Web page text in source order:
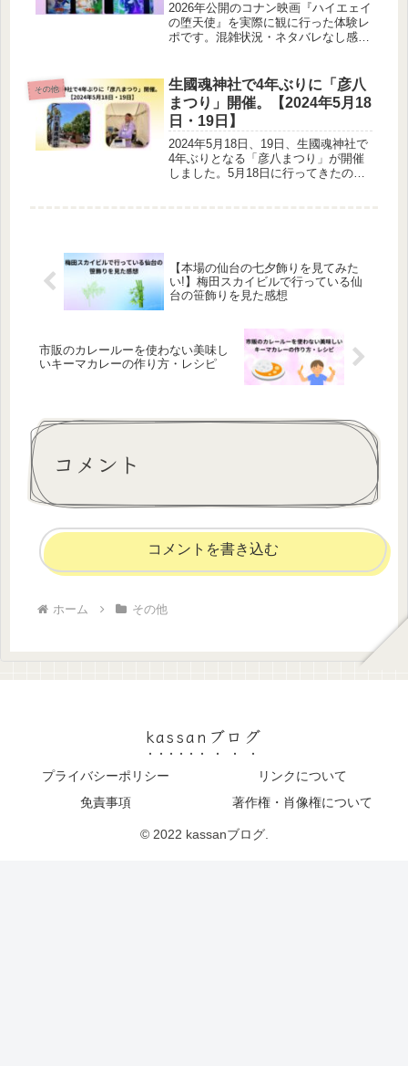
2026年公開のコナン映画『ハイエェイ
の堕天使』を実際に観に行った体験レ
ポです。混雑状況・ネタバレなし感
その他
生國魂神社で4年ぶりに「彦八
まつり」開催。【2024年5月18
日・19日】
2024年5月18日、19日、生國魂神社で
4年ぶりとなる「彦八まつり」が開催
しました。5月18日に行ってきたので
【本場の仙台の七夕飾りを見てみた
い!】梅田スカイビルで行っている仙
台の笹飾りを見た感想
市販のカレールーを使わない美味し
いキーマカレーの作り方・レシピ
コメント
コメントを書き込む
ホーム その他
kassanブログ
プライバシーポリシー
リンクについて
免責事項
著作権・肖像権について
© 2022 kassanブログ.